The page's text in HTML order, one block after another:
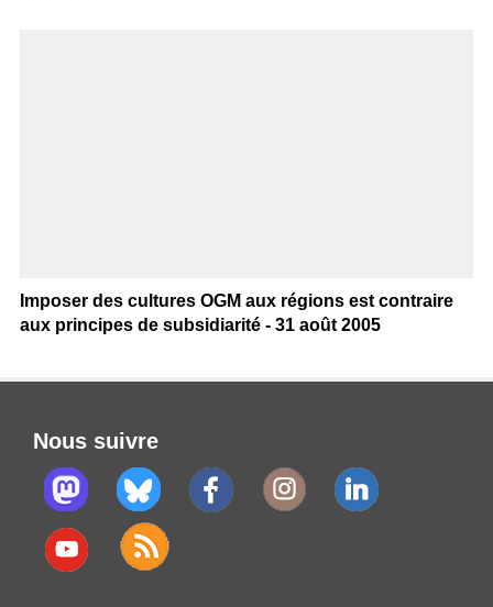
Imposer des cultures OGM aux régions est contraire
aux principes de subsidiarité - 31 août 2005
Nous suivre